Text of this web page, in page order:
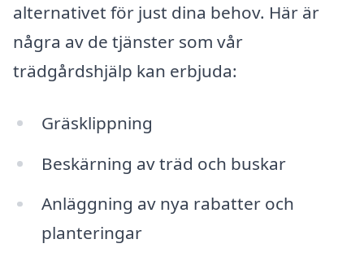
alternativet för just dina behov. Här är
några av de tjänster som vår
trädgårdshjälp kan erbjuda:
Gräsklippning
Beskärning av träd och buskar
Anläggning av nya rabatter och
planteringar